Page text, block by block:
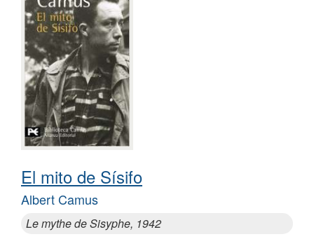
El mito de Sísifo
Albert Camus
Le mythe de Sisyphe, 1942